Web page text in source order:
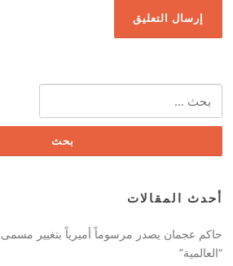
عن:
أحدث المقالات
حاكم عجمان يصدر مرسوماً أميرياً بتغيير مسمى
“العالمية”